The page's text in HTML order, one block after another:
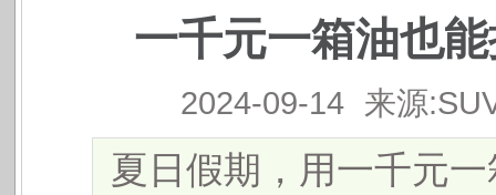
一千元一箱油也
2024-09-14 来源
夏日假期，用一千元